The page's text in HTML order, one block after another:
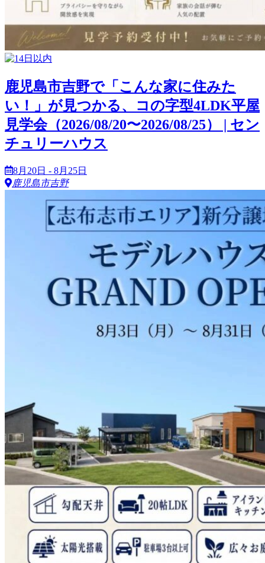
鹿児島市吉野で「こんな家に住みた
い！」が見つかる、コの字型4LDK平屋
見学会（2026/08/20〜2026/08/25） | セン
チュリーハウス
8月20日 - 8月25日
鹿児島市吉野